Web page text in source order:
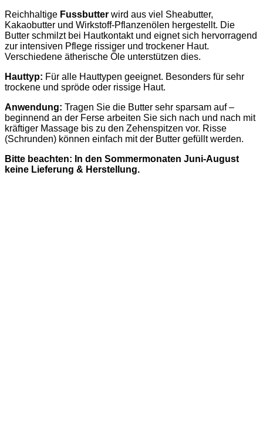
Reichhaltige Fussbutter wird aus viel Sheabutter,
Kakaobutter und Wirkstoff-Pflanzenölen hergestellt. Die
Butter schmilzt bei Hautkontakt und eignet sich hervorragend
zur intensiven Pflege rissiger und trockener Haut.
Verschiedene ätherische Öle unterstützen dies.
Hauttyp: Für alle Hauttypen geeignet. Besonders für sehr
trockene und spröde oder rissige Haut.
Anwendung: Tragen Sie die Butter sehr sparsam auf –
beginnend an der Ferse arbeiten Sie sich nach und nach mit
kräftiger Massage bis zu den Zehenspitzen vor. Risse
(Schrunden) können einfach mit der Butter gefüllt werden.
Bitte beachten: In den Sommermonaten Juni-August
keine Lieferung & Herstellung.